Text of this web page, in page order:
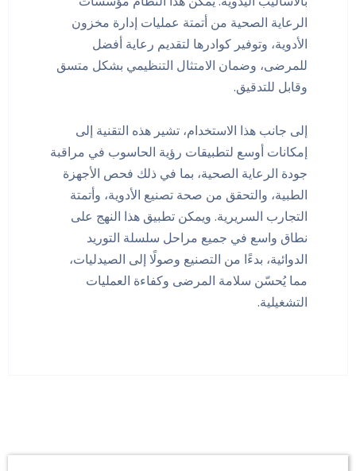
الرعاية الصحية من أتمتة عمليات إدارة مخزون
الأدوية، وتوفير كوادرها لتقديم رعاية أفضل
للمرضى، وضمان الامتثال التنظيمي بشكل متسق
وقابل للتدقيق.
إلى جانب هذا الاستخدام، تشير هذه التقنية إلى
إمكانات أوسع لتطبيقات رؤية الحاسوب في مراقبة
جودة الرعاية الصحية، بما في ذلك فحص الأجهزة
الطبية، والتحقق من صحة تصنيع الأدوية، وأتمتة
التجارب السريرية. ويمكن تطبيق هذا النهج على
نطاق واسع في جميع مراحل سلسلة التوريد
الدوائية، بدءًا من التصنيع وصولًا إلى الصيدليات،
مما يُحسّن سلامة المرضى وكفاءة العمليات
التشغيلية.